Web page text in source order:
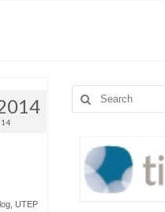
, UTEP
Search
for: